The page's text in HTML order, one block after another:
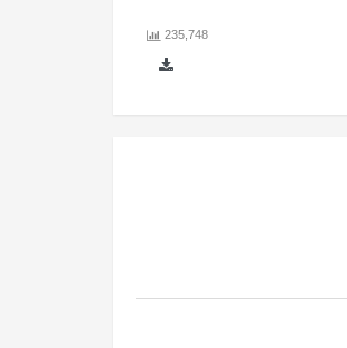
235,748